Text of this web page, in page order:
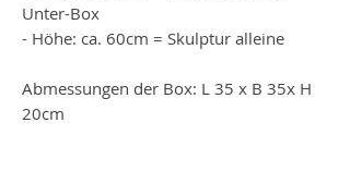
Unter-Box
- Höhe: ca. 60cm = Skulptur alleine
Abmessungen der Box: L 35 x B 35x H
20cm